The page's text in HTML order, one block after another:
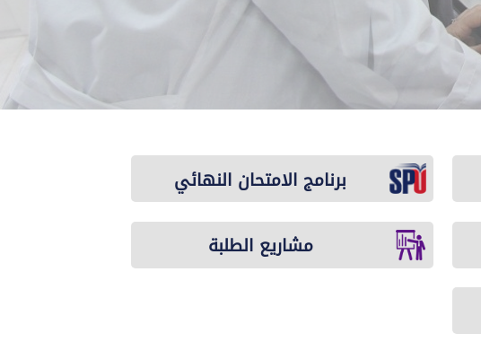
برنامج الامتحان النهائي
مشاريع الطلبة